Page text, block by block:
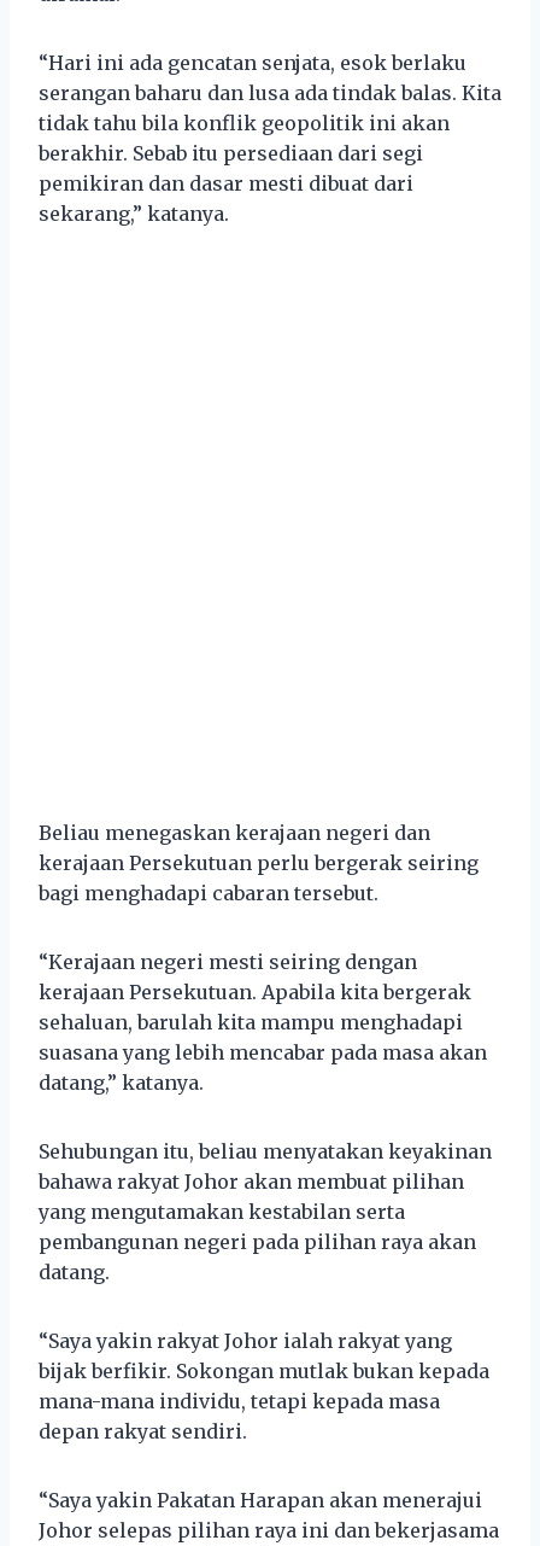
“Hari ini ada gencatan senjata, esok berlaku
serangan baharu dan lusa ada tindak balas. Kita
tidak tahu bila konflik geopolitik ini akan
berakhir. Sebab itu persediaan dari segi
pemikiran dan dasar mesti dibuat dari
sekarang,” katanya.
Beliau menegaskan kerajaan negeri dan
kerajaan Persekutuan perlu bergerak seiring
bagi menghadapi cabaran tersebut.
“Kerajaan negeri mesti seiring dengan
kerajaan Persekutuan. Apabila kita bergerak
sehaluan, barulah kita mampu menghadapi
suasana yang lebih mencabar pada masa akan
datang,” katanya.
Sehubungan itu, beliau menyatakan keyakinan
bahawa rakyat Johor akan membuat pilihan
yang mengutamakan kestabilan serta
pembangunan negeri pada pilihan raya akan
datang.
“Saya yakin rakyat Johor ialah rakyat yang
bijak berfikir. Sokongan mutlak bukan kepada
mana-mana individu, tetapi kepada masa
depan rakyat sendiri.
“Saya yakin Pakatan Harapan akan menerajui
Johor selepas pilihan raya ini dan bekerjasama